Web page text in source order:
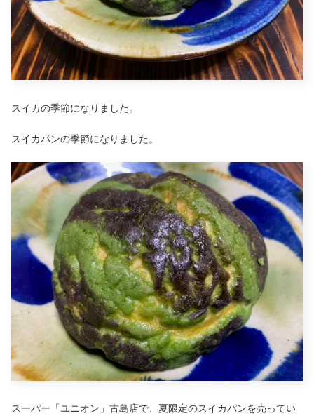
スイカの季節になりました。
スイカパンの季節になりました。
スーパー「ユニオン」古島店で、夏限定のスイカパンを売ってい